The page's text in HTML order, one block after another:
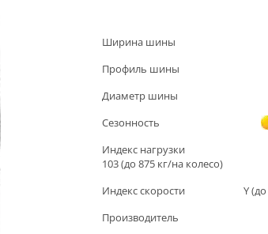
Ширина шины
Профиль шины
Диаметр шины
Сезонность
Индекс нагрузки
103(до875 кг/на колесо)
Индекс скорости
Y
Производитель